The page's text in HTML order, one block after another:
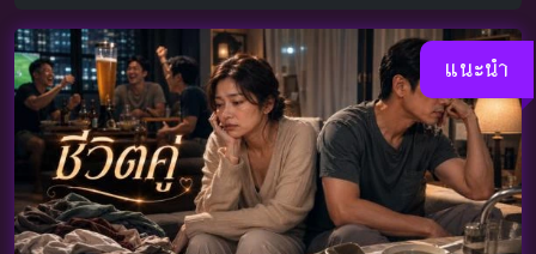
แนะนำ